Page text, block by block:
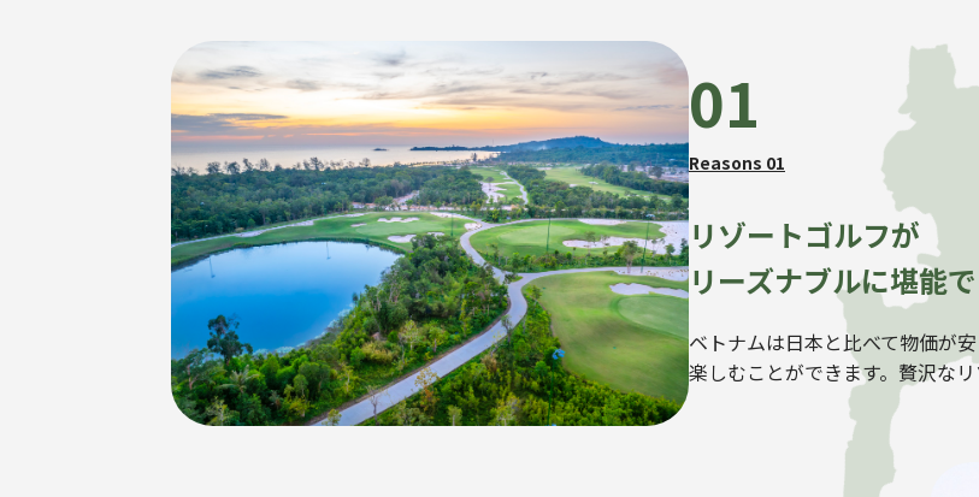
01
Reasons 01
リゾートゴルフが
リーズナブルに堪能で
ベトナムは日本と比べて物価が
楽しむことができます。贅沢な